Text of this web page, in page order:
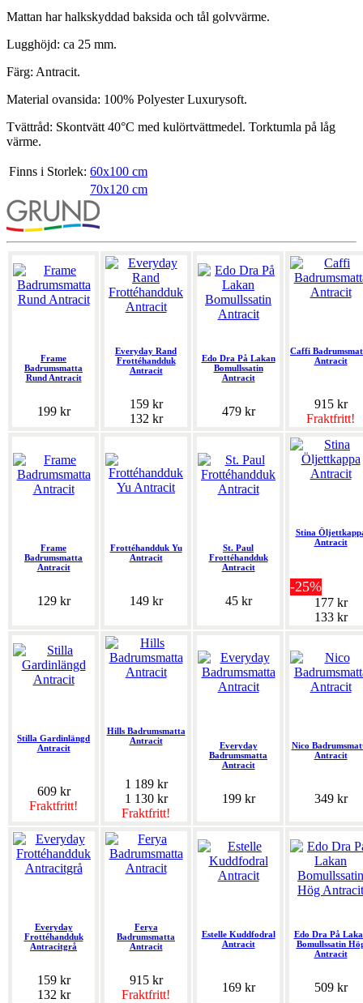
Mattan har halkskyddad baksida och tål golvvärme.
Lugghöjd: ca 25 mm.
Färg: Antracit.
Material ovansida: 100% Polyester Luxurysoft.
Tvättråd: Skontvätt 40°C med kulörtvättmedel. Torktumla på låg
värme.
Finns i Storlek: 60x100 cm
70x120 cm
Frame
Badrumsmatta
Rund Antracit
199 kr
Everyday Rand
Frottéhandduk
Antracit
159 kr
132 kr
Edo Dra På Lakan
Bomullssatin
Antracit
479 kr
Caffi
Antracit
915 kr
Fraktfritt!
Frame
Badrumsmatta
Antracit
129 kr
Frottéhandduk Yu
Antracit
149 kr
St. Paul
Frottéhandduk
Antracit
45 kr
Stina
Antracit
-25%
177 kr
133 kr
Stilla Gardinlängd
Antracit
609 kr
Fraktfritt!
Hills Badrumsmatta
Antracit
1 189 kr
1 130 kr
Fraktfritt!
Everyday
Badrumsmatta
Antracit
199 kr
Nico
Antracit
349 kr
Everyday
Frottéhandduk
Antracitgrå
159 kr
132 kr
Ferya
Badrumsmatta
Antracit
915 kr
Fraktfritt!
Estelle Kuddfodral
Antracit
169 kr
Edo Dra På
Bomullssatin
Antracit
509 kr